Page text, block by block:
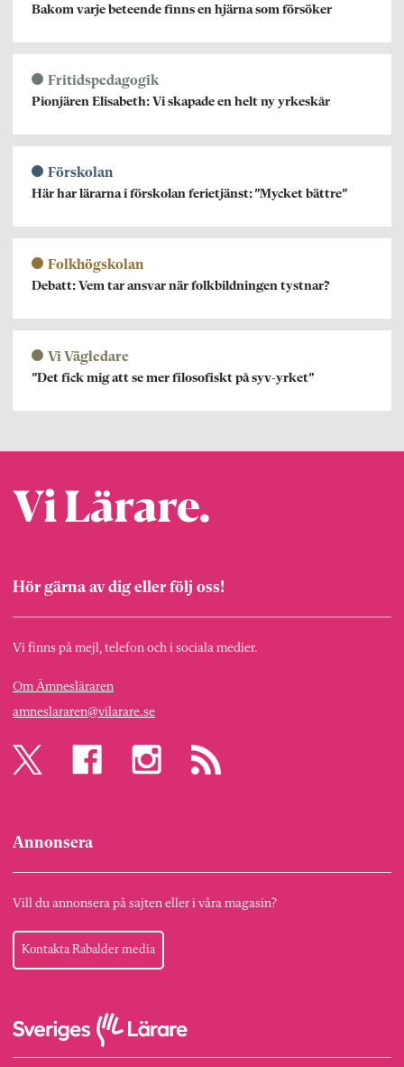
Bakom varje beteende finns en hjärna som försöker
Fritidspedagogik
Pionjären Elisabeth: Vi skapade en helt ny yrkeskår
Förskolan
Här har lärarna i förskolan ferietjänst: ”Mycket bättre”
Folkhögskolan
Debatt: Vem tar ansvar när folkbildningen tystnar?
Vi Vägledare
”Det fick mig att se mer filosofiskt på syv-yrket”
Hör gärna av dig eller följ oss!
Vi finns på mejl, telefon och i sociala medier.
Om Ämnesläraren
amneslararen@vilarare.se
Annonsera
Vill du annonsera på sajten eller i våra magasin?
Kontakta Rabalder media